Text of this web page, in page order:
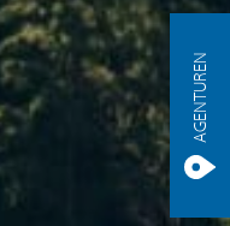
AGENTUREN